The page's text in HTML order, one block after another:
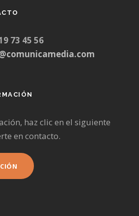
73 45 56
haz clic en el siguiente
en contacto.